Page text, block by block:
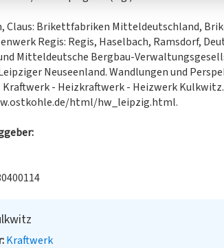
Claus: Brikettfabriken Mitteldeutschland,
Regis: Regis, Haselbach, Ramsdorf,
Mitteldeutsche Bergbau-
Neuseenland. Wandlungen und
Kraftwerk - Heizkraftwerk - Heizwerk
html/hw_leipzig.html.
Kraftwerk